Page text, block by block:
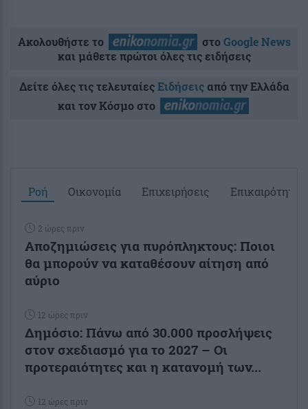
Ακολουθήστε το στοGoogle News
και μάθετε πρώτοι όλες τις ειδήσεις
Δείτε όλες τις τελευταίεςΕιδήσειςαπό την Ελλάδα
και τον Κόσμο στο
Ροή Οικονομία Επιχειρήσεις Επικαιρότητα
2 ώρες πριν
Αποζημιώσεις για πυρόπληκτους: Ποιοι
θα μπορούν να καταθέσουν αίτηση από
αύριο
12 ώρες πριν
Δημόσιο: Πάνω από 30.000 προσλήψεις
στον σχεδιασμό για το 2027 – Οι
προτεραιότητες και η κατανομή των...
12 ώρες πριν